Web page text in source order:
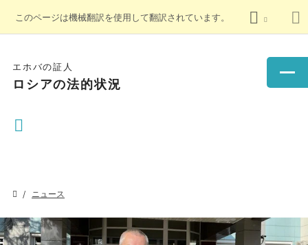
このページは機械翻訳を使用して翻訳されています。
エホバの証人
ロシアの法的状況
ニュース